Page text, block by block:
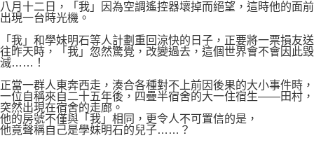
八月十二日，「我」因為空調遙控器壞掉而絕望，這時他的面前
出現一台時光機。
「我」和學妹明石等人計劃重回涼快的日子，正要將一票損友送
往昨天時，「我」忽然驚覺，改變過去，這個世界會不會因此毀
滅……！
正當一群人東奔西走，湊合各種對不上前因後果的大小事件時，
一位自稱來自二十五年後，四疊半宿舍的大一住宿生——田村，
突然出現在宿舍的走廊。
他的房號不僅與「我」相同，更令人不可置信的是，
他竟聲稱自己是學妹明石的兒子……？